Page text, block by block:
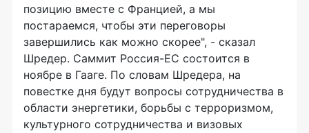
позицию вместе с Францией, а мы
постараемся, чтобы эти переговоры
завершились как можно скорее", - сказал
Шредер. Саммит Россия-ЕС состоится в
ноябре в Гааге. По словам Шредера, на
повестке дня будут вопросы сотрудничества в
области энергетики, борьбы с терроризмом,
культурного сотрудничества и визовых